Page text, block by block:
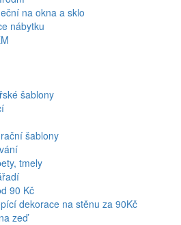
na okna a sklo
nábytku
šablony
šablony
tmely
90 Kč
dekorace na stěnu za 90Kč
zeď